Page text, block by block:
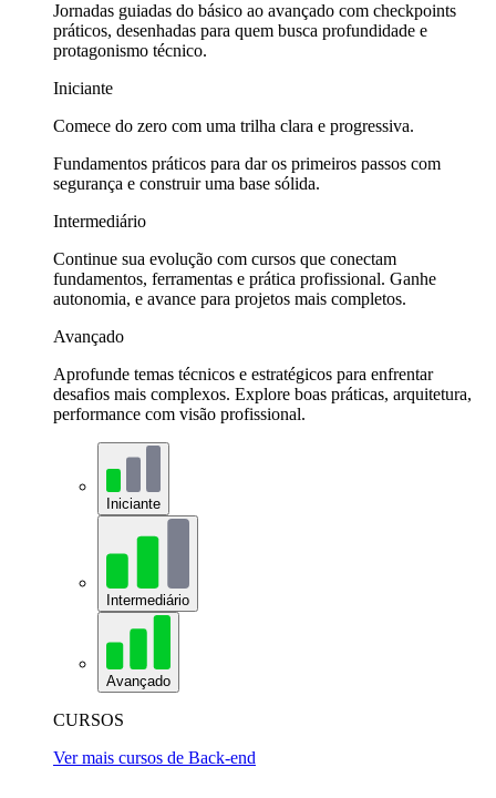
Jornadas guiadas do básico ao avançado com checkpoints
práticos, desenhadas para quem busca profundidade e
protagonismo técnico.
Iniciante
Comece do zero com uma trilha clara e progressiva.
Fundamentos práticos para dar os primeiros passos com
segurança e construir uma base sólida.
Intermediário
Continue sua evolução com cursos que conectam
fundamentos, ferramentas e prática profissional. Ganhe
autonomia, e avance para projetos mais completos.
Avançado
Aprofunde temas técnicos e estratégicos para enfrentar
desafios mais complexos. Explore boas práticas, arquitetura,
performance com visão profissional.
Iniciante
Intermediário
Avançado
CURSOS
Ver mais cursos de Back-end